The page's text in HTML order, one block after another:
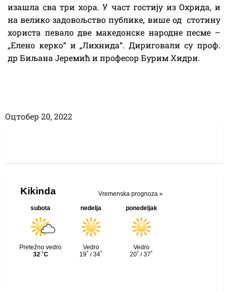
изашла сва три хора. У част гостију из Охрида, и
на велико задовољство публике, више од стотину
хориста певало две македонске народне песме –
„Елено керко“ и „Лихнида“. Дириговали су проф.
др Биљана Јеремић и професор Бурим Хидри.
Оцтобер 20, 2022